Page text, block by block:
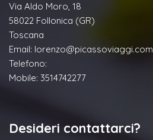
Via Aldo Moro, 18
58022 Follonica (GR)
Toscana
Email: lorenzo@picassoviaggi.com
Telefono:
Mobile: 3514742277
Desideri contattarci?